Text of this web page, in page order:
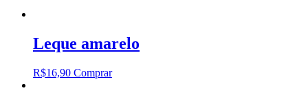
Leque amarelo
R$16,90 Comprar